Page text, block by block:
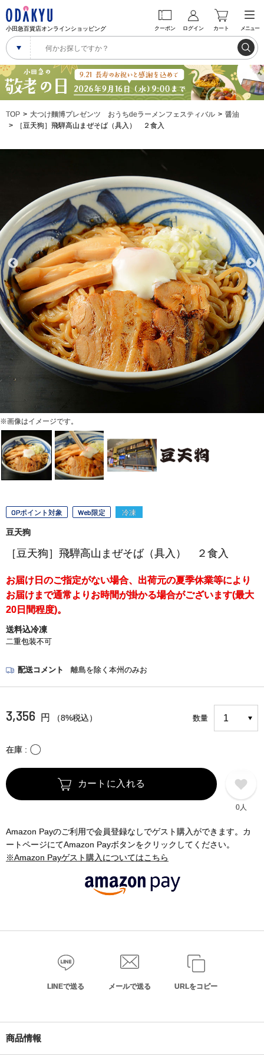
小田急百貨店オンラインショッピング クーポン ログイン カート メニュー
TOP 大つけ麵博プレゼンツ おうちdeラーメンフェスティバル
醤油
［豆天狗］飛騨高山まぜそば（具入） ２食入
※画像はイメージです。
OPポイント対象 Web限定 冷凍
豆天狗
［豆天狗］飛騨高山まぜそば（具入） ２食入
お届け日のご指定がない場合、出荷元の夏季休業等により
お届けまで通常よりお時間が掛かる場合がございます(最大
20日間程度)。
送料込冷凍
二重包装不可
配送コメント 離島を除く本州のみお
3,356 円 （8%税込） 数量
在庫 〇
カートに入れる
0人
Amazon Payのご利用で会員登録なしでゲスト購入ができます。カ
ートページにてAmazon Payボタンをクリックしてください。
※Amazon Payゲスト購入についてはこちら
LINEで送る メールで送る URLをコピー
商品情報